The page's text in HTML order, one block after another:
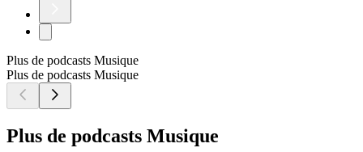
Plus de podcasts Musique
Plus de podcasts Musique
Plus de podcasts Musique